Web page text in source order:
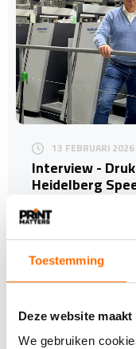
Toestemming
Deze website
We gebruiken
13 FEBRUARI 2026
Interview -
Heidelberg
Drukkerij Roelofs
een nieuwe
achtkleuren…